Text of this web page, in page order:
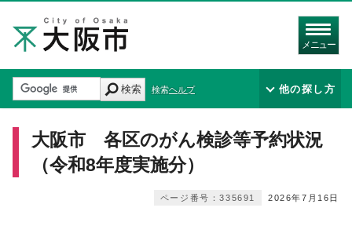
メニュー
検索 検索ヘルプ 他の探し方
大阪市 各区のがん検診等予約状況
（令和8年度実施分）
2026年7月16日
ページ番号：335691